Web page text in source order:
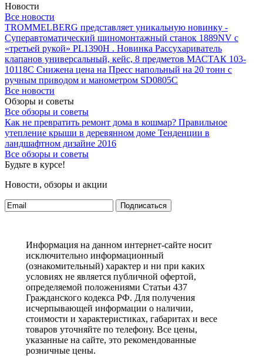
Новости
Все новости
TROMMELBERG представляет уникальную новинку -
Суперавтоматический шиномонтажный станок 1889NV с
«третьей рукой» PL1390H . Новинка Рассухариватель
клапанов универсальный, кейс, 8 предметов МАСТАК 103-
10118C Снижена цена на Пресс напольный на 20 тонн с
ручным приводом и манометром SD0805C
Все новости
Обзоры и советы
Все обзоры и советы
Как не превратить ремонт дома в кошмар? Правильное
утепление крыши в деревянном доме Тенденции в
ландшафтном дизайне 2016
Все обзоры и советы
Будьте в курсе!
Новости, обзоры и акции
Подписаться
Информация на данном интернет-сайте носит
исключительно информационный
(ознакомительный) характер и ни при каких
условиях не является публичной офертой,
определяемой положениями Статьи 437
Гражданского кодекса РФ. Для получения
исчерпывающей информации о наличии,
стоимости и характеристиках, габаритах и весе
товаров уточняйте по телефону. Все цены,
указанные на сайте, это рекомендованные
розничные цены.